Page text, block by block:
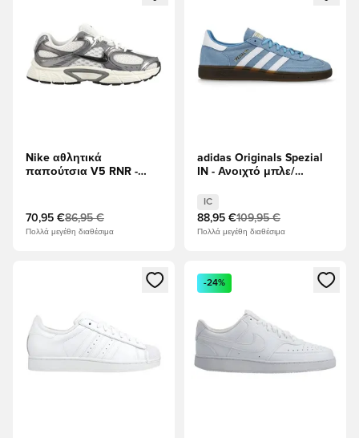
Nike αθλητικά
παπούτσια V5 RNR -
70,95 €86,95 €
Πολλά μεγέθη διαθέσιμα
adidas Originals Spezial
IN - Ανοιχτό μπλε/
IC
88,95 €109,95 €
Πολλά μεγέθη διαθέσιμα
Ανοίγει ένα Modal για να συνδεθείτε ή να εγγραφείτε ως
Ανοίγει ένα Modal για να
-24%